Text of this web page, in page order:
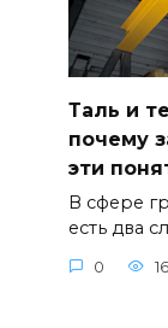
Таль и
почему
эти
В сфере
есть два
0